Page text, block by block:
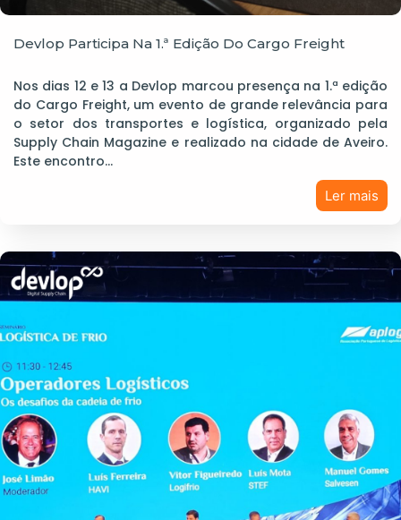
Devlop Participa Na 1.ª Edição Do Cargo Freight
Nos dias 12 e 13 a Devlop marcou presença na 1.ª edição
do Cargo Freight, um evento de grande relevância para
o setor dos transportes e logística, organizado pela
Supply Chain Magazine e realizado na cidade de Aveiro.
Este encontro…
Ler mais